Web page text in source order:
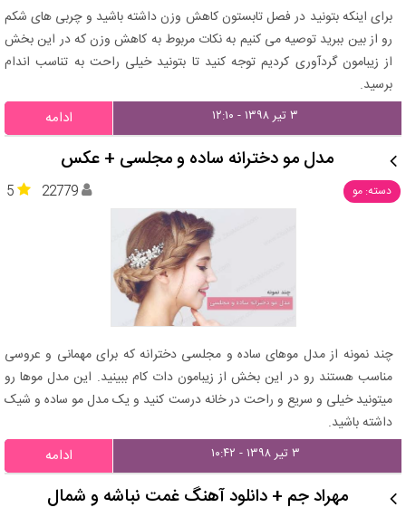
برای اینکه بتونید در فصل تابستون کاهش وزن داشته باشید و چربی های شکم
رو از بین ببرید توصیه می کنیم به نکات مربوط به کاهش وزن که در این بخش
از زیبامون گردآوری کردیم توجه کنید تا بتونید خیلی راحت به تناسب اندام
برسید.
۳ تیر ۱۳۹۸ - ۱۲:۱۰ ادامه
مدل مو دخترانه ساده و مجلسی + عکس
دسته: مو 5 22779
چند نمونه از مدل موهای ساده و مجلسی دخترانه که برای مهمانی و عروسی
مناسب هستند رو در این بخش از زیبامون دات کام ببینید. این مدل موها رو
میتونید خیلی و سریع و راحت در خانه درست کنید و یک مدل مو ساده و شیک
داشته باشید.
۳ تیر ۱۳۹۸ - ۱۰:۴۲ ادامه
مهراد جم + دانلود آهنگ غمت نباشه و شمال